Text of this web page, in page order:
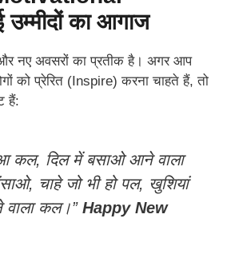
का आगाज
नए अवसरों का प्रतीक है। अगर आप
को प्रेरित (Inspire) करना चाहते हैं, तो
हैं:
कल, दिल में बसाओ आने वाला
चाहे जो भी हो पल, खुशियां
कल।” Happy New